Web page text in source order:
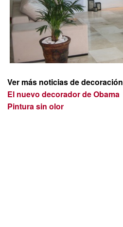
Ver más noticias de decoración
El nuevo decorador de Obama
Pintura sin olor